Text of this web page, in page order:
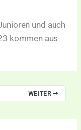
und auch
kommen aus
WEITER